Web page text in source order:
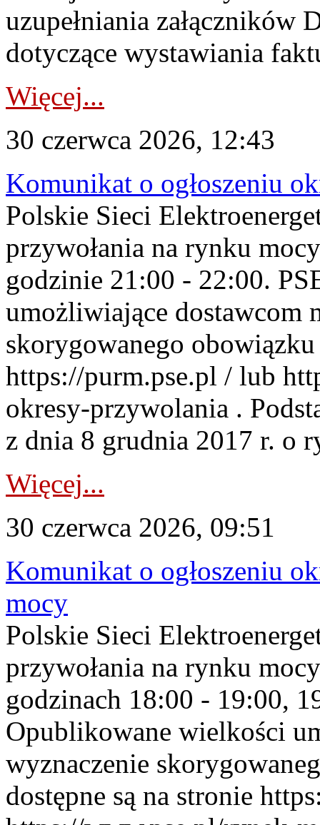
uzupełniania załączników
dotyczące wystawiania
Więcej...
30 czerwca 2026, 12:43
Komunikat o ogłoszeniu
Polskie Sieci
przywołania na rynku
godzinie 21:00 - 22:00.
umożliwiające dostawcom
skorygowanego
https://purm.pse.pl / lub
okresy-przywolania .
z dnia 8 grudnia 2017 r. o
Więcej...
30 czerwca 2026, 09:51
Komunikat o ogłoszeniu
mocy
Polskie Sieci
przywołania na rynku
godzinach 18:00 - 19:00,
Opublikowane wielkości
wyznaczenie
dostępne są na stronie